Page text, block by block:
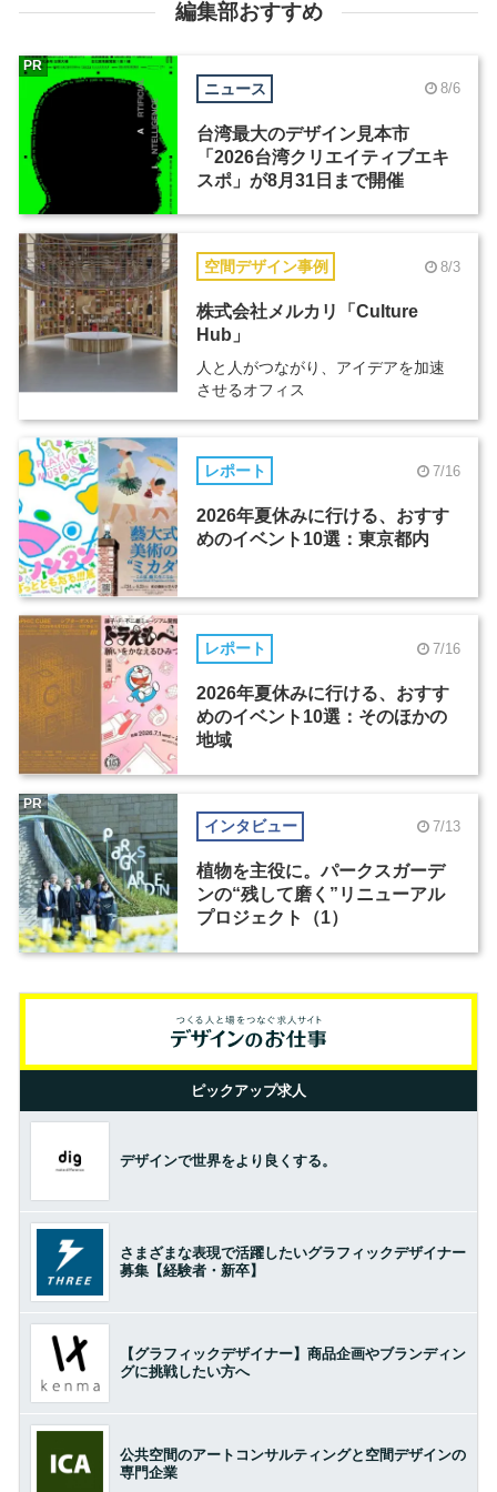
編集部おすすめ
ニュース 8/6
台湾最大のデザイン見本市
「2026台湾クリエイティブエキ
スポ」が8月31日まで開催
PR
空間デザイン事例 8/3
株式会社メルカリ「Culture
Hub」
人と人がつながり、アイデアを加速
させるオフィス
レポート 7/16
2026年夏休みに行ける、おすす
めのイベント10選：東京都内
レポート 7/16
2026年夏休みに行ける、おすす
めのイベント10選：そのほかの
地域
インタビュー 7/13
植物を主役に。パークスガーデ
ンの“残して磨く”リニューアル
プロジェクト（1）
PR
ピックアップ求人
デザインで世界をより良くする。
さまざまな表現で活躍したいグラフィックデザイナー
募集【経験者・新卒】
【グラフィックデザイナー】商品企画やブランディン
グに挑戦したい方へ
公共空間のアートコンサルティングと空間デザインの
専門企業